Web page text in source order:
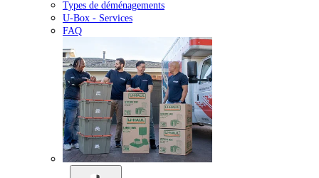
Types de déménagements
U-Box - Services
FAQ